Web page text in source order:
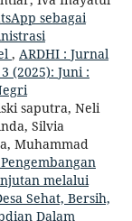
sebagai
, ARDHI : Jurnal
(2025): Juni :
saputra, Neli
Silvia
Muhammad
melalui
Sehat, Bersih,
Dalam